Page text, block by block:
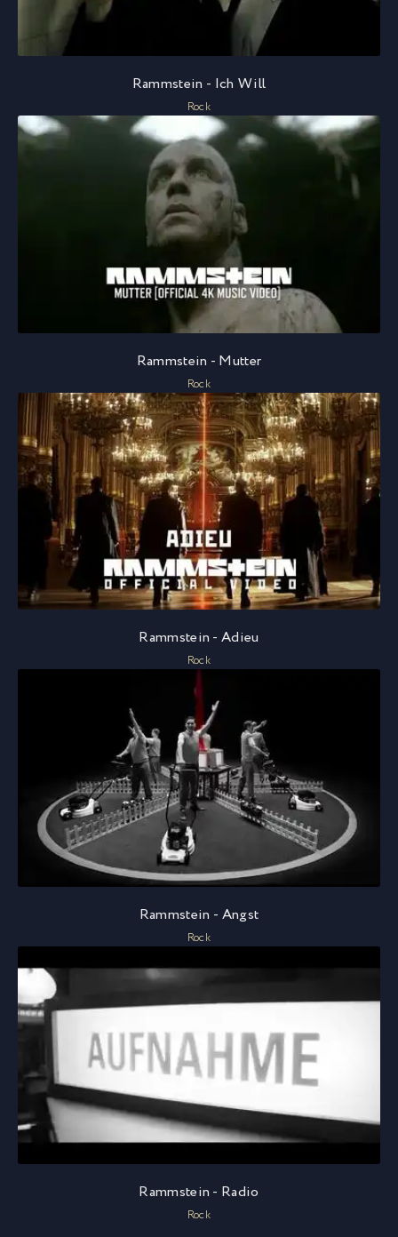
Rammstein - Ich Will
Rock
Rammstein - Mutter
Rock
Rammstein - Adieu
Rock
Rammstein - Angst
Rock
Rammstein - Radio
Rock